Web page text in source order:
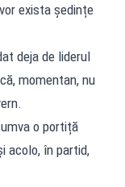
exista ședințe
deja de liderul
momentan, nu
o portiță
acolo, în partid,